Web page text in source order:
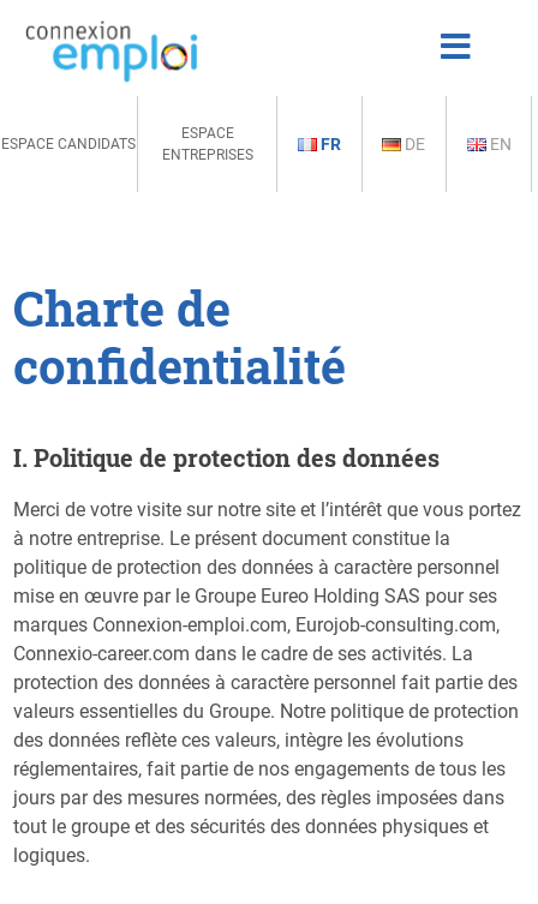
ESPACE CANDIDATS
ESPACE
ENTREPRISES
FR DE EN
Charte de
confidentialité
I. Politique de protection des données
Merci de votre visite sur notre site et l’intérêt que vous portez
à notre entreprise. Le présent document constitue la
politique de protection des données à caractère personnel
mise en œuvre par le Groupe Eureo Holding SAS pour ses
marques Connexion-emploi.com, Eurojob-consulting.com,
Connexio-career.com dans le cadre de ses activités. La
protection des données à caractère personnel fait partie des
valeurs essentielles du Groupe. Notre politique de protection
des données reflète ces valeurs, intègre les évolutions
réglementaires, fait partie de nos engagements de tous les
jours par des mesures normées, des règles imposées dans
tout le groupe et des sécurités des données physiques et
logiques.